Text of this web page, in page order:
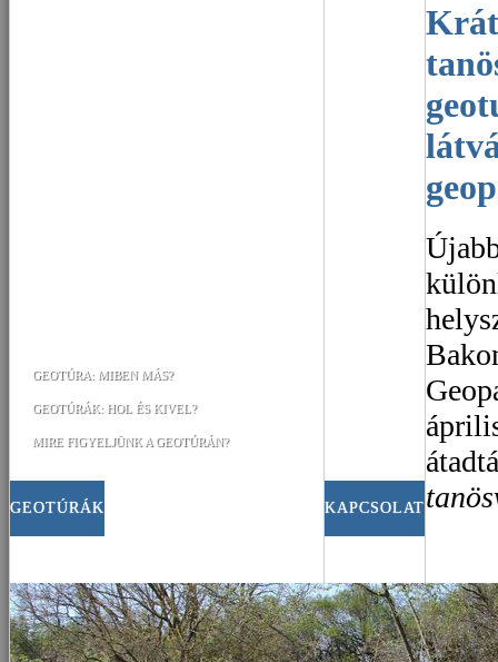
GEOTÚRÁK
GEOTÚRA: MIBEN MÁS?
GEOTÚRÁK: HOL ÉS KIVEL?
MIRE FIGYELJÜNK A GEOTÚRÁN?
KAPCSOLAT
Kráter kőpark és